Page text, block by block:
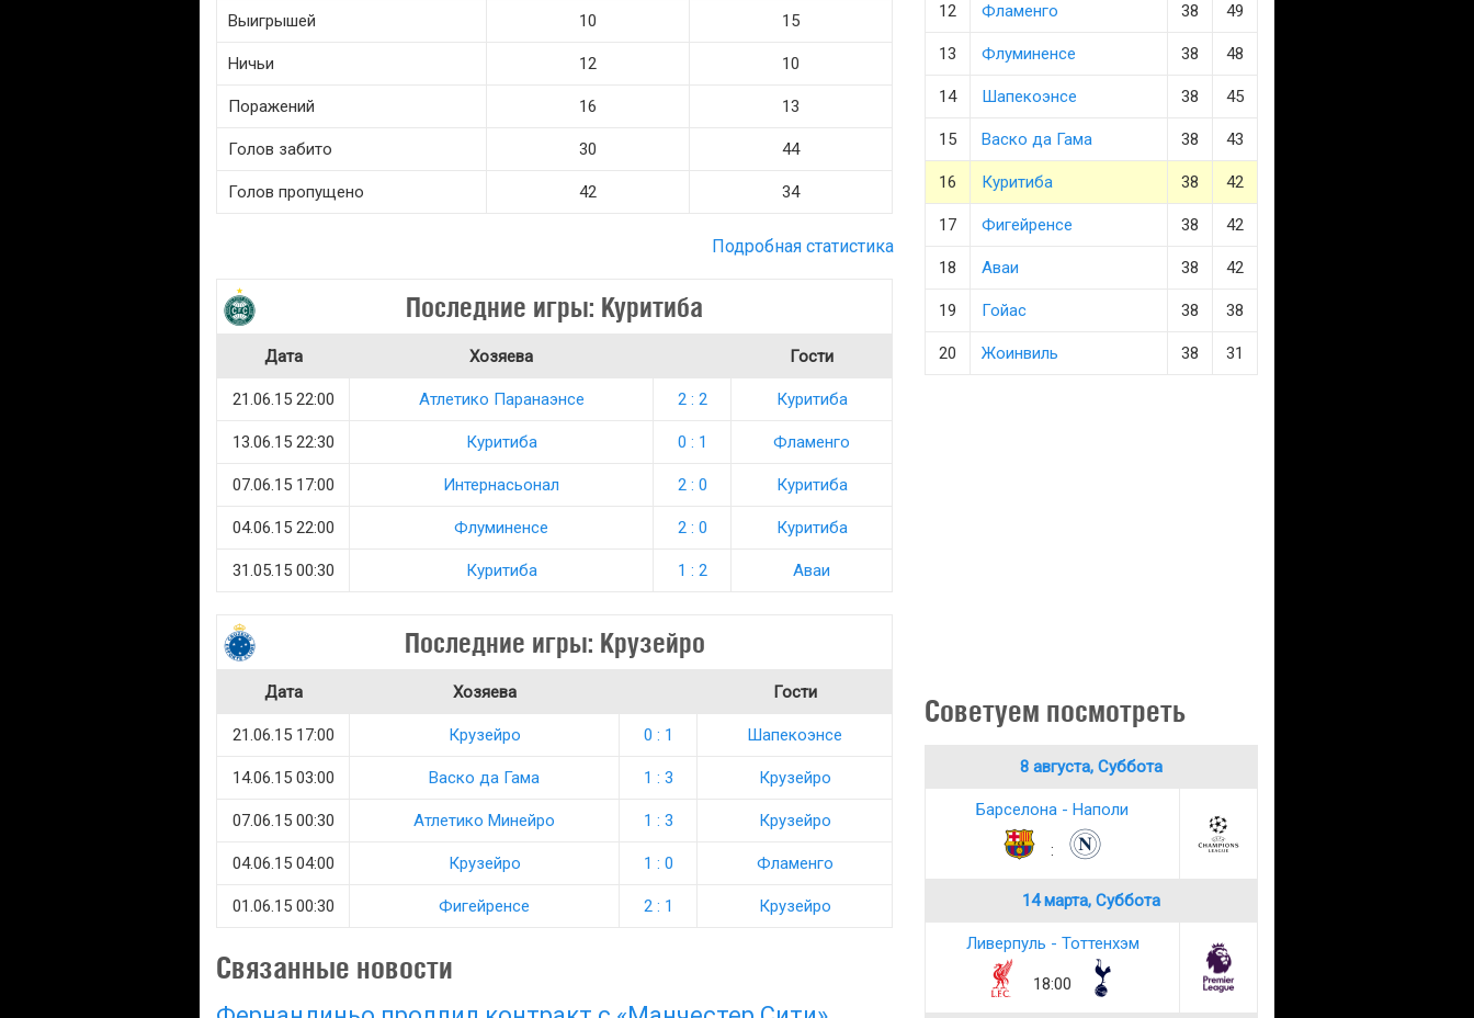
Выигрышей 10 15
Ничьи 12 10
Поражений 16 13
Голов забито 30 44
Голов пропущено 42 34
Подробная статистика
Последние игры: Куритиба
Дата Хозяева Гости
21.06.15 22:00 Атлетико Паранаэнсе 2 : 2 Куритиба
13.06.15 22:30 Куритиба 0 : 1 Фламенго
07.06.15 17:00 Интернасьонал 2 : 0 Куритиба
04.06.15 22:00 Флуминенсе 2 : 0 Куритиба
31.05.15 00:30 Куритиба 1 : 2 Аваи
Последние игры: Крузейро
Дата Хозяева Гости
21.06.15 17:00 Крузейро 0 : 1 Шапекоэнсе
14.06.15 03:00 Васко да Гама 1 : 3 Крузейро
07.06.15 00:30 Атлетико Минейро 1 : 3 Крузейро
04.06.15 04:00 Крузейро 1 : 0 Фламенго
01.06.15 00:30 Фигейренсе 2 : 1 Крузейро
Связанные новости
12 Фламенго 38 49
13 Флуминенсе 38 48
14 Шапекоэнсе 38 45
15 Васко да Гама 38 43
16 Куритиба 38 42
17 Фигейренсе 38 42
18 Аваи 38 42
19 Гойас 38 38
20 Жоинвиль 38 31
Советуем посмотреть
8 августа, Суббота
Барселона - Наполи
:
14 марта, Суббота
Ливерпуль - Тоттенхэм
18:00